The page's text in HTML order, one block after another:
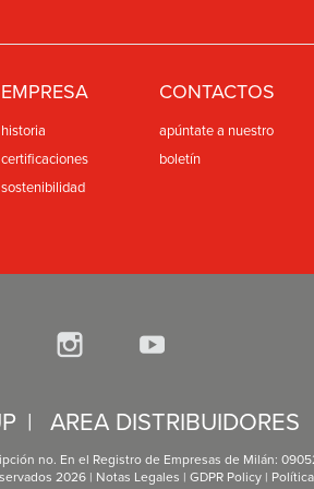
EMPRESA
historia
certificaciones
sostenibilidad
CONTACTOS
apúntate a nuestro
boletín
| AREA DISTRIBUIDORES
no. En el Registro de Empresas de Milán:
2026 | Notas Legales | GDPR Policy|